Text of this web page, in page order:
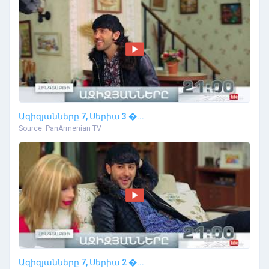
Ազիզյանները 7, Սերիա 3 �...
Source: PanArmenian TV
Ազիզյանները 7, Սերիա 2 �...